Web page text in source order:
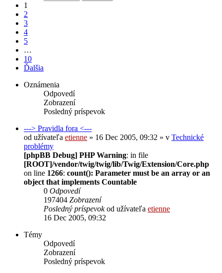
1
2
3
4
5
…
10
Ďalšia
Oznámenia
Odpovedí
Zobrazení
Posledný príspevok
---> Pravidla fora <---
od užívateľa etienne » 16 Dec 2005, 09:32 » v Technické
problémy
[phpBB Debug] PHP Warning: in file
[ROOT]/vendor/twig/twig/lib/Twig/Extension/Core.php
on line 1266: count(): Parameter must be an array or an
object that implements Countable
0 Odpovedí
197404 Zobrazení
Posledný príspevokod užívateľa etienne
16 Dec 2005, 09:32
Témy
Odpovedí
Zobrazení
Posledný príspevok